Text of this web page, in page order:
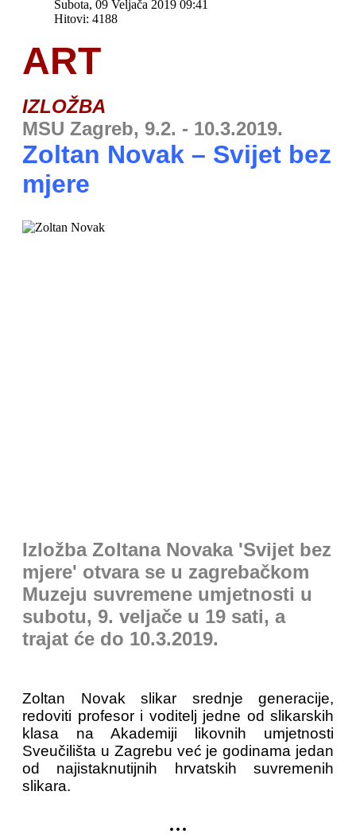
Subota, 09 Veljača 2019 09:41
Hitovi: 4188
ART
IZLOŽBA
MSU Zagreb, 9.2. - 10.3.2019.
Zoltan Novak – Svijet bez
mjere
Izložba Zoltana Novaka 'Svijet bez
mjere' otvara se u zagrebačkom
Muzeju suvremene umjetnosti u
subotu, 9. veljače u 19 sati, a
trajat će do 10.3.2019.
Zoltan Novak slikar srednje generacije,
redoviti profesor i voditelj jedne od slikarskih
klasa na Akademiji likovnih umjetnosti
Sveučilišta u Zagrebu već je godinama jedan
od najistaknutijnih hrvatskih suvremenih
slikara.
...